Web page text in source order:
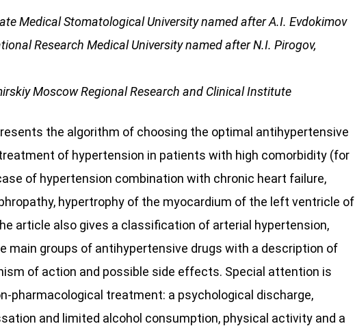
Medical Stomatological University named after A.I. Evdokimov
Research Medical University named after N.I. Pirogov,
Moscow Regional Research and Clinical Institute
the algorithm of choosing the optimal antihypertensive
of hypertension in patients with high comorbidity (for
of hypertension combination with chronic heart failure,
hypertrophy of the myocardium of the left ventricle of
article also gives a classification of arterial hypertension,
main groups of antihypertensive drugs with a description of
of action and possible side effects. Special attention is
pharmacological treatment: a psychological discharge,
and limited alcohol consumption, physical activity and a